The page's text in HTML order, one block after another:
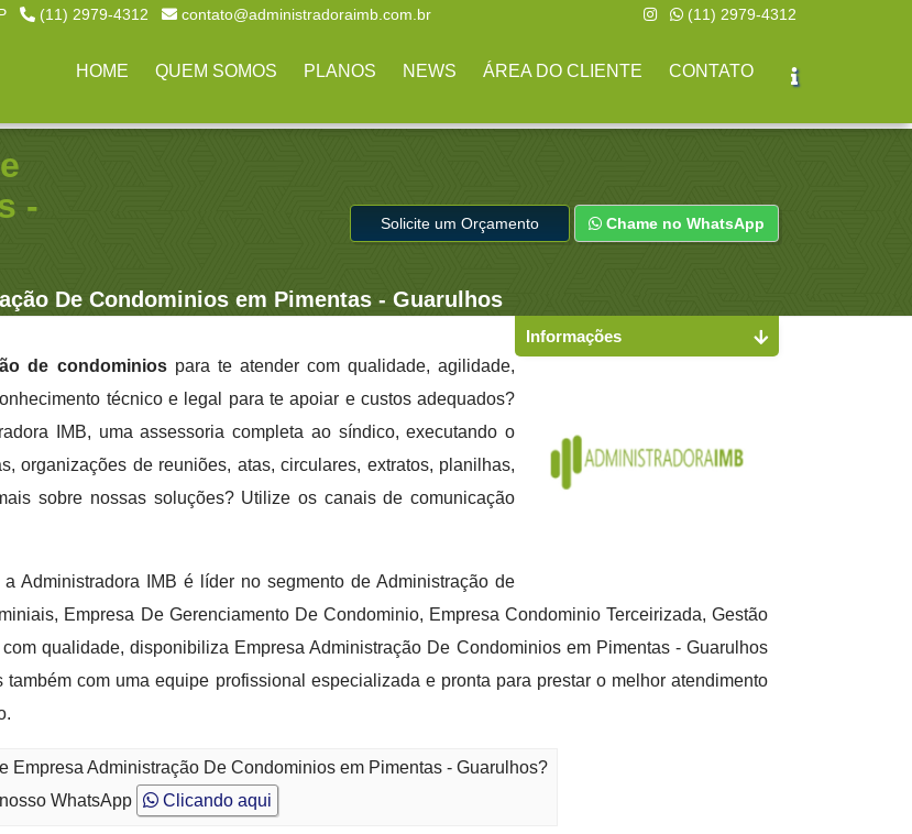
(11) 2979-4312 contato@administradoraimb.com.br (11) 2979-4312
HOME QUEM SOMOS PLANOS NEWS ÁREA DO CLIENTE CONTATO
-
De Condominios em Pimentas - Guarulhos
Solicite um Orçamento Chame no WhatsApp
de condominiospara te atender com qualidade, agilidade,
técnico e legal para te apoiar e custos adequados?
IMB, uma assessoria completa ao síndico, executando o
organizações de reuniões, atas, circulares, extratos, planilhas,
sobre nossas soluções? Utilize os canais de comunicação
Administradora IMB é líder no segmento de Administração de
Empresa De Gerenciamento De Condominio, Empresa Condominio Terceirizada, Gestão
qualidade, disponibiliza Empresa Administração De Condominios em Pimentas - Guarulhos
com uma equipe profissional especializada e pronta para prestar o melhor atendimento
Empresa Administração De Condominios em Pimentas - Guarulhos?
WhatsApp Clicando aqui
Informações